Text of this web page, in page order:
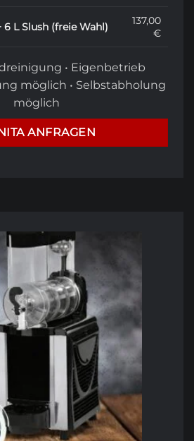
6 L Slush (freie Wahl)
137,00
€
• Eigenbetrieb
möglich • Selbstabholung
möglich
ANFRAGEN